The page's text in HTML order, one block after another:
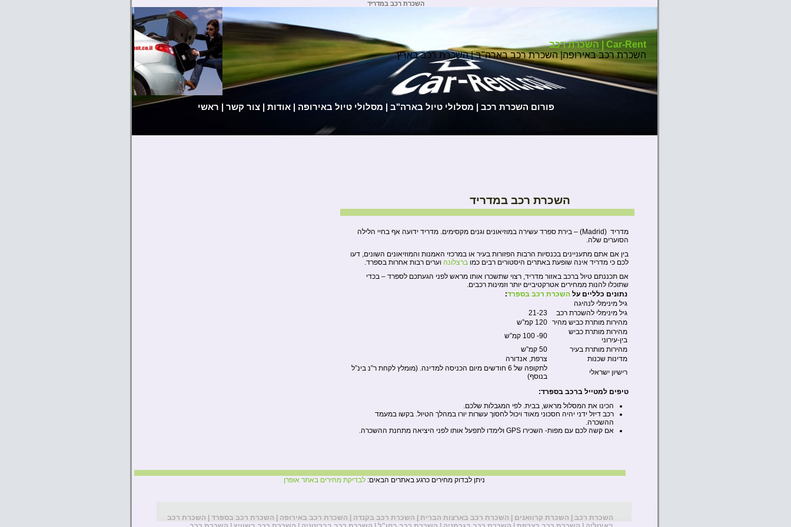
השכרת רכב במדריד
Car-Rent | השכרת רכב
השכרת רכב באירופה| השכרת רכב בארה"ב | השכרת רכב בארץ
ראשי צור קשר | אודות | מסלולי טיול באירופה | מסלולי טיול בארה"ב | פורום השכרת רכב |
השכרת רכב במדריד
מדריד (Madrid) – בירת ספרד עשירה במוזיאונים וגנים מקסימים. מדריד ידועה אף בחיי הלילה
הסוערים שלה.
בין אם אתם מתעניינים בכנסיות הרבות הפזורות בעיר או במרכזי האמנות והמוזיאונים השונים, דעו
לכם כי מדריד אינה שופעת באתרים היסטורים רבים כמו ברצלונה וערים רבות אחרות בספרד.
אם תכננתם טיול ברכב באזור מדריד, רצוי שתשכרו אותו מראש לפני הגעתכם לספרד – בכדי
שתוכלו להנות ממחירים אטרקטיביים יותר וזמינות רכבים.
נתונים כלליים על השכרת רכב בספרד:
גיל מינימלי לנהיגה
גיל מינימלי להשכרת רכב
21-23
מהירות מותרת כביש מהיר 120 קמ”ש
מהירות מותרת כביש
בין-עירוני
90- 100 קמ”ש
מהירות מותרת בעיר
50 קמ”ש
מדינות שכנות
צרפת, אנדורה
רישיון ישראלי
לתקופה של 6 חודשים מיום הכניסה למדינה. (מומלץ לקחת ר”נ בינ”ל
בנוסף)
טיפים למטייל ברכב בספרד:
הכינו את המסלול מראש, בבית. לפי המגבלות שלכם.
רכב דיזל ידני יהיה חסכוני מאוד ויכול לחסוך עשרות יורו במהלך הטיול. בקשו במעמד
ההשכרה.
אם קשה לכם עם מפות- השכירו GPS ולימדו לתפעל אותו לפני היציאה מתחנת ההשכרה.
ניתן לבדוק מחירים כרגע באתרים הבאים: לבדיקת מחירים באתר אופרן
השכרת רכב השכרת קרוואנים השכרת רכב בארצות הברית השכרת רכב בקנדה השכרת רכב באירופה השכרת רכב בספרד
השכרת רכב